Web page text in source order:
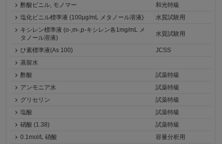
酢酸ビニル, モノマー
和光特級
塩化ビニル標準液 (100μg/mL メタノール溶液)
水質試験用
キシレン標準液 (o-,m-,p-キシレン各1mg/mL メ
タノール溶液)
水質試験用
ひ素標準液(As 100)
JCSS
蒸留水
酢酸
試薬特級
アンモニア水
試薬特級
グリセリン
試薬特級
塩酸
試薬特級
硝酸 (1.38)
試薬特級
0.1mol/L 硝酸
容量分析用